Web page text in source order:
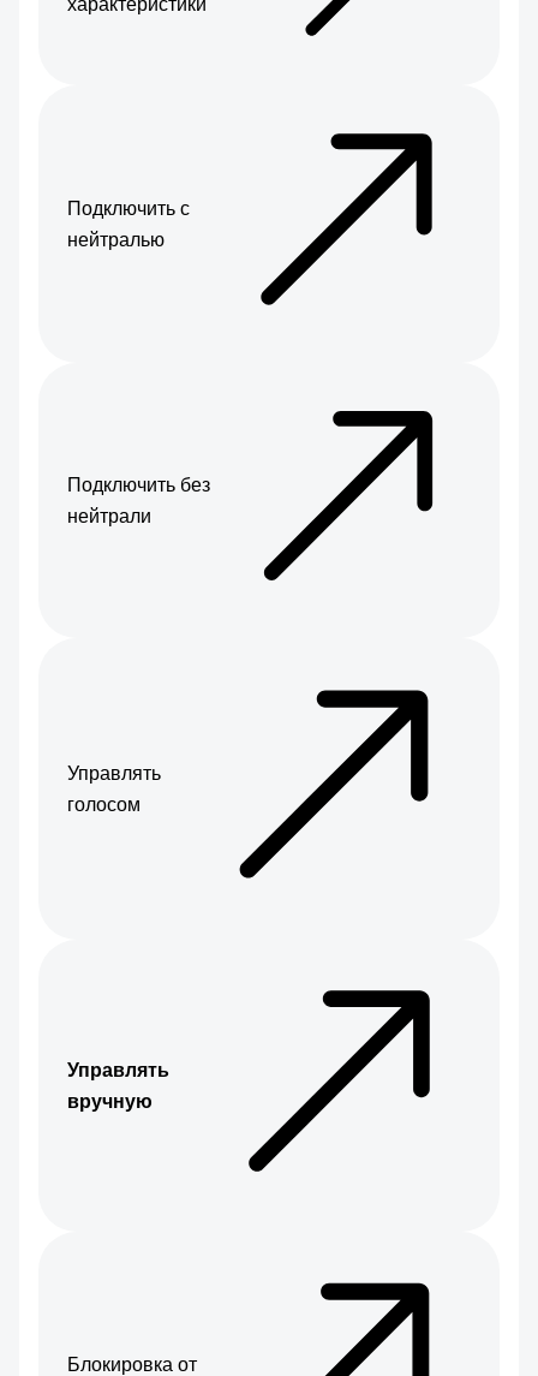
характеристики
Подключить с
нейтралью
Подключить без
нейтрали
Управлять
голосом
Управлять
вручную
Блокировка от